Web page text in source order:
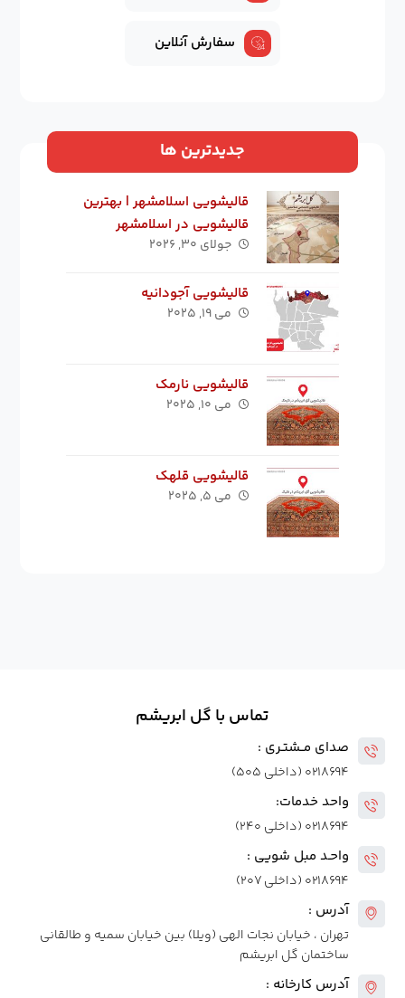
سفارش آنلاین
جدیدترین ها
قالیشویی اسلامشهر | بهترین
قالیشویی در اسلامشهر
جولای ۳۰, ۲۰۲۶
قالیشویی آجودانیه
می ۱۹, ۲۰۲۵
قالیشویی نارمک
می ۱۰, ۲۰۲۵
قالیشویی قلهک
می ۵, ۲۰۲۵
تماس با گل ابریشم
صدای مــشتـری :
۰۲۱۸۶۹۴ (داخلی ۵۰۵)
واحد خدمات:
۰۲۱۸۶۹۴ (داخلی ۲۴۰)
واحـد مبل شویی :
۰۲۱۸۶۹۴ (داخلی ۲۰۷)
آدرس :
تهران ، خیابان نجات الهی (ویلا) بین خیابان سمیه و طالقانی
ساختمان گل ابریشم
آدرس کارخانه :